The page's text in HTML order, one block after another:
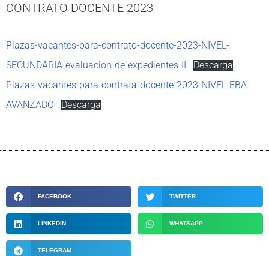
CONTRATO DOCENTE 2023
Plazas-vacantes-para-contrato-docente-2023-NIVEL-
SECUNDARIA-evaluacion-de-expedientes-II
Descarga
Plazas-vacantes-para-contrata-docente-2023-NIVEL-EBA-
AVANZADO
Descarga
FACEBOOK TWITTER
LINKEDIN WHATSAPP
TELEGRAM